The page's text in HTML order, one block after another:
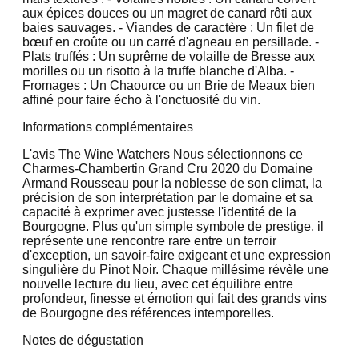
aux épices douces ou un magret de canard rôti aux
baies sauvages. - Viandes de caractère : Un filet de
bœuf en croûte ou un carré d'agneau en persillade. -
Plats truffés : Un suprême de volaille de Bresse aux
morilles ou un risotto à la truffe blanche d'Alba. -
Fromages : Un Chaource ou un Brie de Meaux bien
affiné pour faire écho à l'onctuosité du vin.
Informations complémentaires
L'avis The Wine Watchers Nous sélectionnons ce
Charmes-Chambertin Grand Cru 2020 du Domaine
Armand Rousseau pour la noblesse de son climat, la
précision de son interprétation par le domaine et sa
capacité à exprimer avec justesse l'identité de la
Bourgogne. Plus qu'un simple symbole de prestige, il
représente une rencontre rare entre un terroir
d'exception, un savoir-faire exigeant et une expression
singulière du Pinot Noir. Chaque millésime révèle une
nouvelle lecture du lieu, avec cet équilibre entre
profondeur, finesse et émotion qui fait des grands vins
de Bourgogne des références intemporelles.
Notes de dégustation